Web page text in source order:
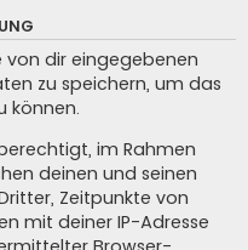
dir eingegebenen
zu speichern, um das
können.
im Rahmen
deinen und seinen
Zeitpunkte von
mit deiner IP-Adresse